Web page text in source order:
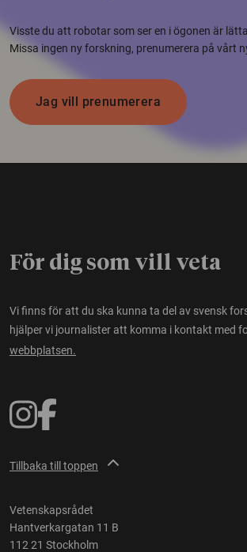
Visste du att robotar som ser en i ögonen är
Missa ingen ny forskning, prenumerera på vårt
Jag vill prenumerera
För dig som vill veta
Vi finns för att du ska kunna ta del av svensk
hjälper vi journalister att komma i kontakt med
webbplatsen.
Tillbaka till toppen
Vetenskapsrådet
Hantverkargatan 11 B
112 21 Stockholm